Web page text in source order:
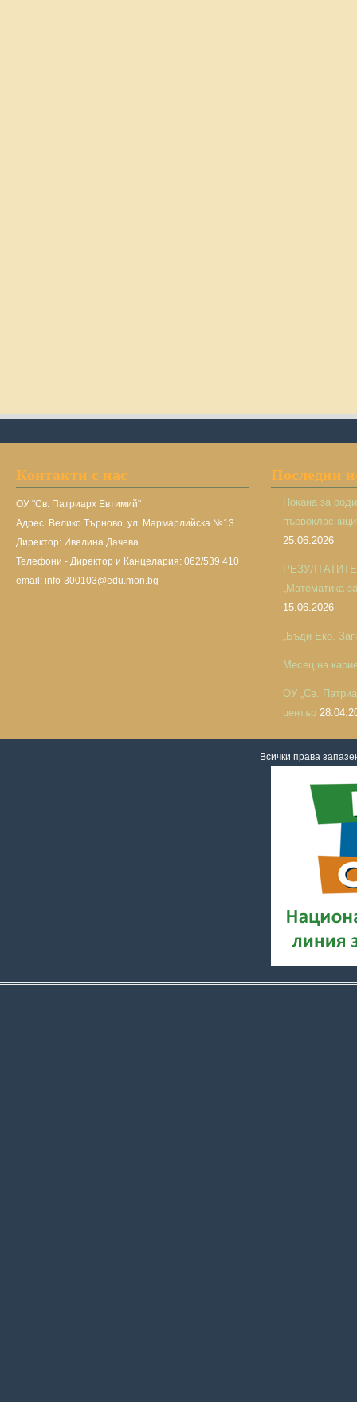
Контакти с нас
ОУ "Св. Патриарх Евтимий"
Адрес: Велико Търново, ул. Мармарлийска №13
Директор: Ивелина Дачева
Телефони - Директор и Канцелария: 062/539 410
email: info-300103@edu.mon.bg
Последни
Покана за
25.06.2026
РЕЗУЛТАТИТЕ
„Математика
15.06.2026
„Бъди Еко.
Месец на
ОУ „Св.
център
Всички права